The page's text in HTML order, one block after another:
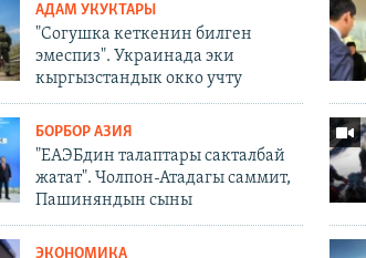
АДАМ УКУКТАРЫ
"Согушка кеткенин билген
эмеспиз". Украинада эки
кыргызстандык окко учту
БОРБОР АЗИЯ
"ЕАЭБдин талаптары сакталбай
жатат". Чолпон-Атадагы саммит,
Пашиняндын сыны
ЭКОНОМИКА